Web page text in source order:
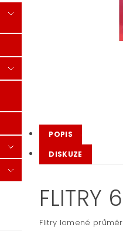
POPIS
DISKUZE
FLITRY
Flitry lomené